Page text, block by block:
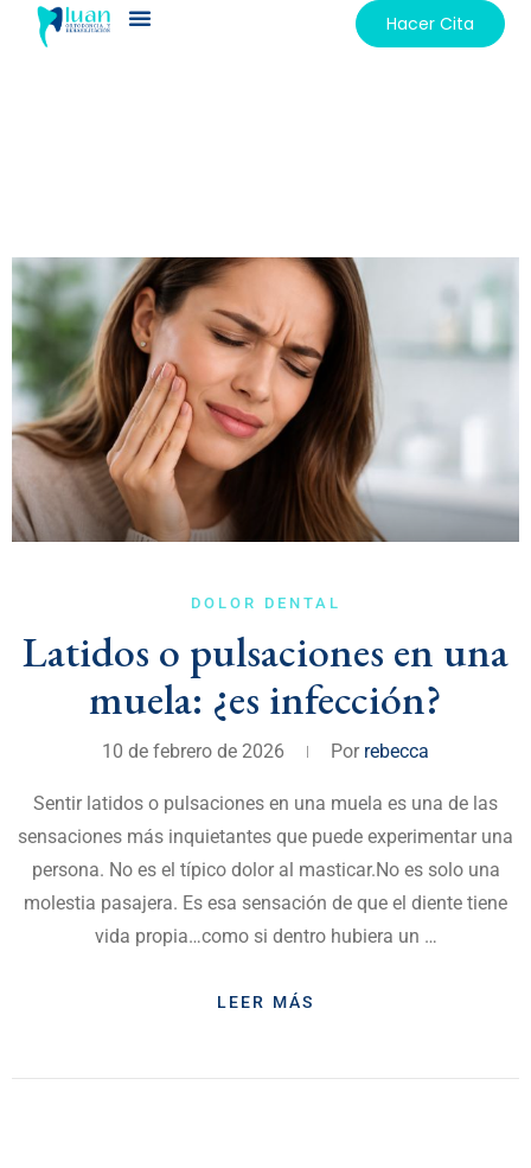
Hacer Cita
DOLOR DENTAL
Latidos o pulsaciones en una
muela: ¿es infección?
10 de febrero de 2026 Por rebecca
Sentir latidos o pulsaciones en una muela es una de las
sensaciones más inquietantes que puede experimentar una
persona. No es el típico dolor al masticar.No es solo una
molestia pasajera. Es esa sensación de que el diente tiene
vida propia…como si dentro hubiera un …
LEER MÁS